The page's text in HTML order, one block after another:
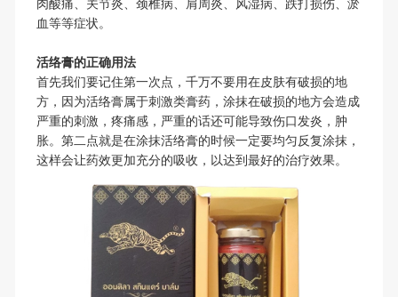
肉酸痛、关节炎、颈椎病、肩周炎、风湿病、跌打损伤、淤
血等等症状。
活络膏的正确用法
首先我们要记住第一次点，千万不要用在皮肤有破损的地
方，因为活络膏属于刺激类膏药，涂抹在破损的地方会造成
严重的刺激，疼痛感，严重的话还可能导致伤口发炎，肿
胀。第二点就是在涂抹活络膏的时候一定要均匀反复涂抹，
这样会让药效更加充分的吸收，以达到最好的治疗效果。